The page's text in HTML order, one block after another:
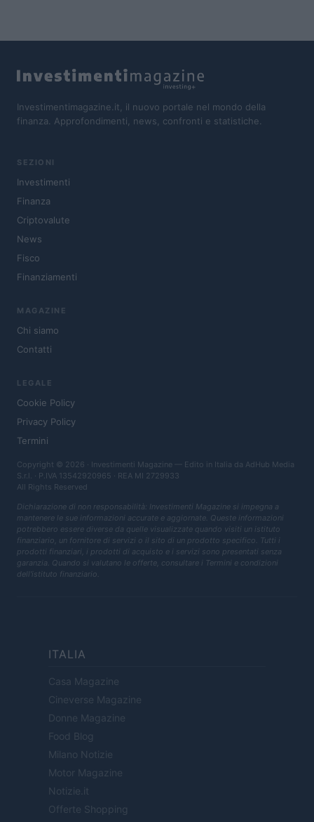
Investimentimagazine.it, il nuovo portale nel mondo della
finanza. Approfondimenti, news, confronti e statistiche.
SEZIONI
Investimenti
Finanza
Criptovalute
News
Fisco
Finanziamenti
MAGAZINE
Chi siamo
Contatti
LEGALE
Cookie Policy
Privacy Policy
Termini
Copyright © 2026 · Investimenti Magazine — Edito in Italia da AdHub Media
S.r.l. · P.IVA 13542920965 · REA MI 2729933
All Rights Reserved
Dichiarazione di non responsabilità: Investimenti Magazine si impegna a
mantenere le sue informazioni accurate e aggiornate. Queste informazioni
potrebbero essere diverse da quelle visualizzate quando visiti un istituto
finanziario, un fornitore di servizi o il sito di un prodotto specifico. Tutti i
prodotti finanziari, i prodotti di acquisto e i servizi sono presentati senza
garanzia. Quando si valutano le offerte, consultare i Termini e condizioni
dell'istituto finanziario.
ITALIA
Casa Magazine
Cineverse Magazine
Donne Magazine
Food Blog
Milano Notizie
Motor Magazine
Notizie.it
Offerte Shopping